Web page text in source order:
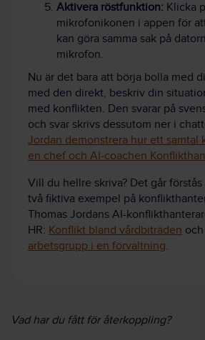
Aktivera röstfunktion: Klicka
mikrofonikonen i appen för
kan göra samma sak på
mikrofon.
Nu är det bara att börja bolla med
med den direkt, beskriv din
med konflikten. Den svarar på
och svar skrivs dessutom ner i
Jordan demonstrera hur ett samtal
en chef och AI-coachen
Vill du hellre skriva? Det går
två fiktiva exempel på
Thomas Jordans AI-
HR: Konflikt bland vårdbiträden och
arbetsgrupp i en förvaltning.
Vad har du fått för återkoppling?